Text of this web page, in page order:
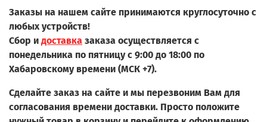
Заказы на нашем сайте принимаются круглосуточно с
любых устройств!
Сбор и доставка заказа осуществляется с
понедельника по пятницу с 9:00 до 18:00 по
Хабаровскому времени (МСК +7).
Сделайте заказ на сайте и мы перезвоним Вам для
согласования времени доставки. Просто положите